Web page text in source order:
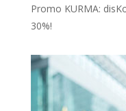
Promo KURMA:
30%!